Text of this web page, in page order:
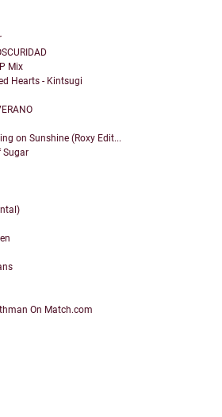
Mix
Hearts - Kintsugi
on Sunshine (Roxy Edit...
Sugar
On Match.com